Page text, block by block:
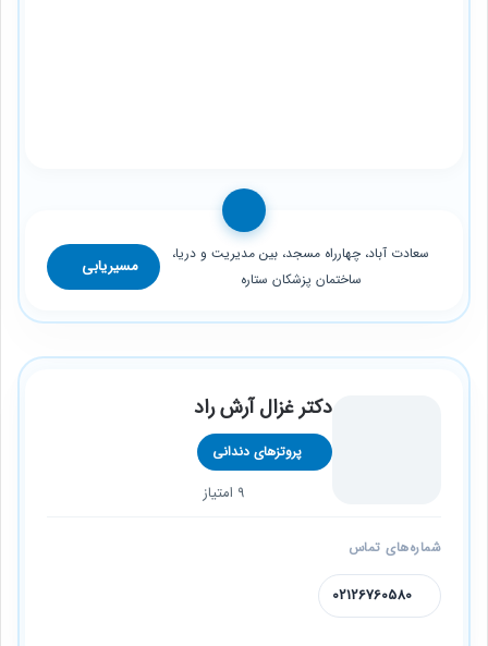
سعادت آباد، چهارراه مسجد، بین مدیریت و دریا،
ساختمان پزشکان ستاره
مسیریابی
دکتر غزال آرش راد
پروتزهای دندانی
9 امتیاز
شماره‌های تماس
02126760580